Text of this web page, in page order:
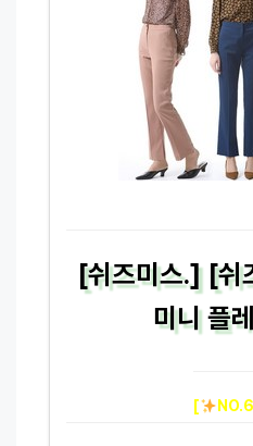
[쉬즈미스.] [쉬
미니 플
[